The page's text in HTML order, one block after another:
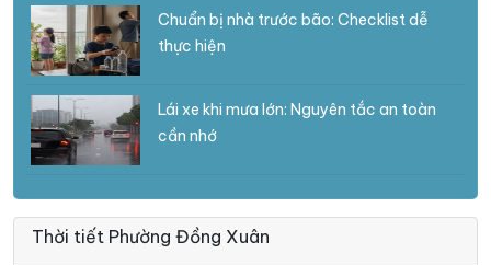
Chuẩn bị nhà trước bão: Checklist dễ
thực hiện
Lái xe khi mưa lớn: Nguyên tắc an toàn
cần nhớ
Thời tiết Phường Đồng Xuân